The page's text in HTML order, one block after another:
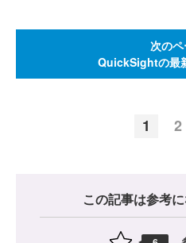
次の
QuickSightの最
1 2
この記事は参考